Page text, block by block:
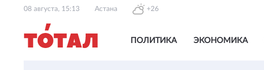
08 августа, 15:13 Астана +26
ПОЛИТИКА ЭКОНОМИКА